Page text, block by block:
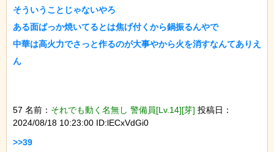
そういうことじゃないやろ
ある面ばっか焼いてるとは焦げ付くから鍋振るんやで
中華は高火力でさっと作るのが大事やから火を消すなんてありえ
ん
57 名前： それでも動く名無し 警備員[Lv.14][芽] 投稿日：
2024/08/18 10:23:00 ID:lECxVdGi0
>>39